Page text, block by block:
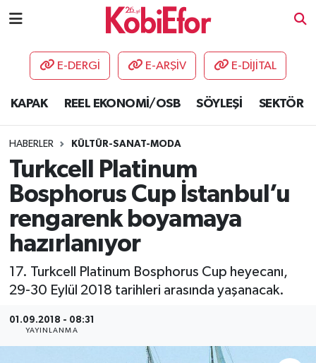
E-DERGİ E-ARŞİV E-DİJİTAL
KAPAK REEL EKONOMİ/OSB SÖYLEŞİ SEKTÖR
HABERLER KÜLTÜR-SANAT-MODA
Turkcell Platinum
Bosphorus Cup İstanbul’u
rengarenk boyamaya
hazırlanıyor
17. Turkcell Platinum Bosphorus Cup heyecanı,
29-30 Eylül 2018 tarihleri arasında yaşanacak.
01.09.2018 - 08:31
YAYINLANMA
AKADEMİ
DESTEK-TEŞVİK
ETKİNLİK
GÜNCEL
HABERLER
KAPAK